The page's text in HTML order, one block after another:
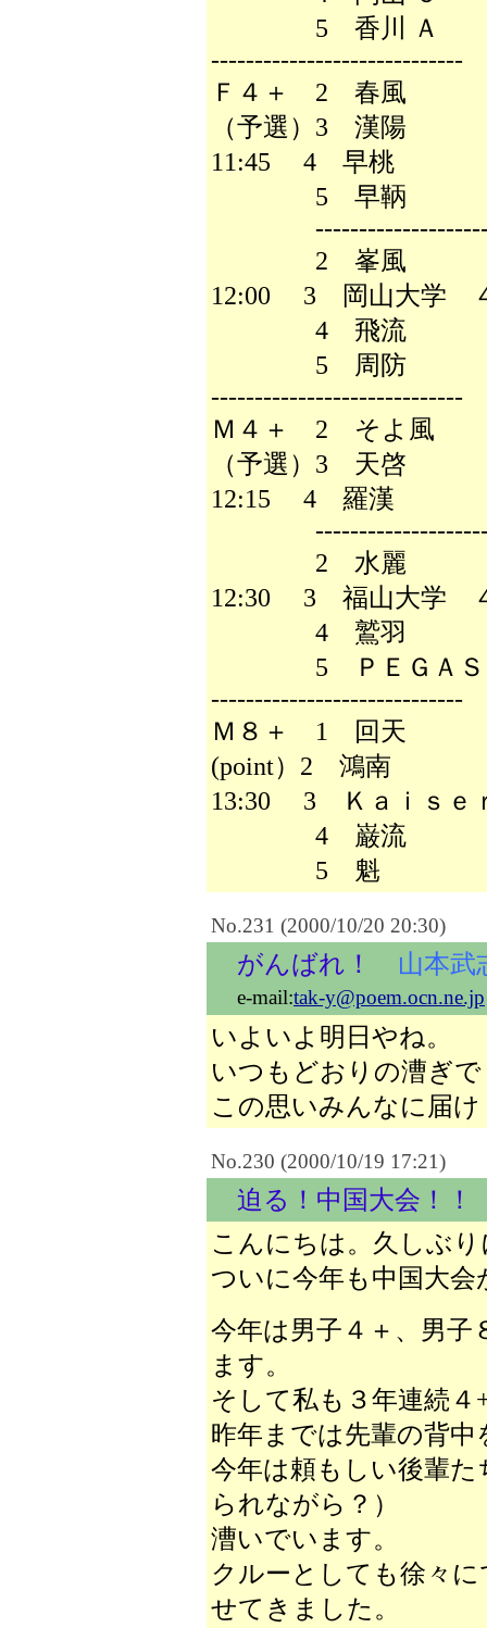
5 香川 Ａ
-----------------------------
Ｆ４＋ 2 春風
（予選）3 漢陽
11:45 4 早桃
5 早鞆
2 峯風
12:00 3 岡山大学
4 飛流
5 周防
-----------------------------
Ｍ４＋ 2 そよ風
（予選）3 天啓
12:15 4 羅漢
2 水麗
12:30 3 福山大学
4 鷲羽
5 ＰＥＧＡＳ
-----------------------------
Ｍ８＋ 1 回天
(point）2 鴻南
13:30 3 Ｋａｉｓｅ
4 巌流
5 魁
No.231 (2000/10/20 20:30)
がんばれ！ 山本武
e-mail:tak-y@poem.ocn.ne.jp
いよいよ明日やね。
いつもどおりの漕ぎで
この思いみんなに届け
No.230 (2000/10/19 17:21)
迫る！中国大会！！
こんにちは。久しぶ
ついに今年も中国大
今年は男子４＋、男
ます。
そして私も３年連続
昨年までは先輩の背
今年は頼もしい後輩
られながら？）
漕いでいます。
クルーとしても徐々
せてきました。